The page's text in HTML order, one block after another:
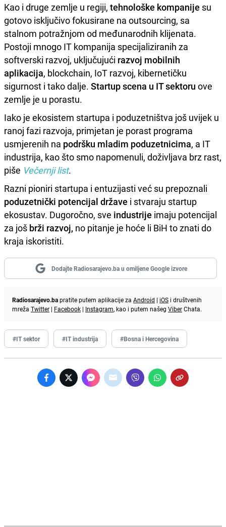
Kao i druge zemlje u regiji, tehnološke kompanije su
gotovo isključivo fokusirane na outsourcing, sa
stalnom potražnjom od međunarodnih klijenata.
Postoji mnogo IT kompanija specijaliziranih za
softverski razvoj, uključujući razvoj mobilnih
aplikacija, blockchain, IoT razvoj, kibernetičku
sigurnost i tako dalje. Startup scena u IT sektoru ove
zemlje je u porastu.
Iako je ekosistem startupa i poduzetništva još uvijek u
ranoj fazi razvoja, primjetan je porast programa
usmjerenih na podršku mladim poduzetnicima, a IT
industrija, kao što smo napomenuli, doživljava brz rast,
piše Večernji list.
Razni pioniri startupa i entuzijasti već su prepoznali
poduzetnički potencijal države i stvaraju startup
ekosustav. Dugoročno, sve industrije imaju potencijal
za još brži razvoj, no pitanje je hoće li BiH to znati do
kraja iskoristiti.
Dodajte Radiosarajevo.ba u omiljene Google izvore
Radiosarajevo.bapratite putem aplikacije za Android | iOS i društvenih
mreža Twitter | Facebook | Instagram, kao i putem našeg ViberChata.
#IT sektor #IT industrija #Bosna i Hercegovina